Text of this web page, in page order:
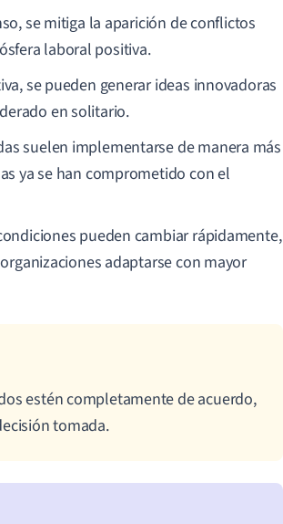
se mitiga la aparición de conflictos
laboral positiva.
se pueden generar ideas innovadoras
en solitario.
suelen implementarse de manera más
ya se han comprometido con el
pueden cambiar rápidamente,
adaptarse con mayor
estén completamente de acuerdo,
tomada.